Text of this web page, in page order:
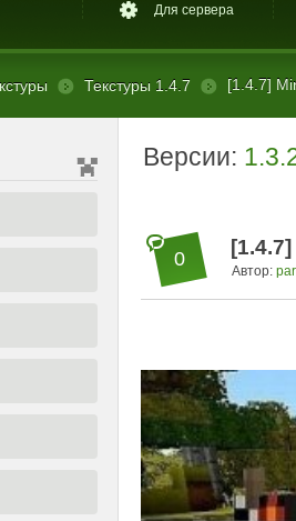
Для сервера
Текстуры 1.4.7 [1.4.7]
Версии:
0
Автор: